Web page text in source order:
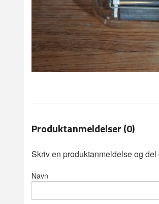
Produktanmeldelser (0)
Skriv en produktanmeldelse og
Navn